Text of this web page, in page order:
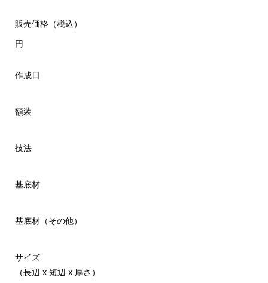
販売価格（税込）
円
作成日
額装
技法
基底材
基底材（その他）
サイズ
（長辺 x 短辺 x 厚さ）